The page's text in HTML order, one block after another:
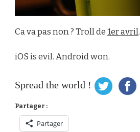
Ca va pas non ? Troll de1er avril.
iOS is evil. Android won.
Spread the world !
Partager :
Partager